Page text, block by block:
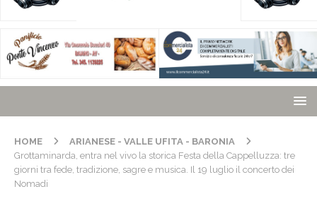
HOME
ARIANESE - VALLE UFITA - BARONIA
Grottaminarda, entra nel vivo la storica Festa della Cappelluzza: tre
giorni tra fede, tradizione, sagre e musica. Il 19 luglio il concerto dei
Nomadi